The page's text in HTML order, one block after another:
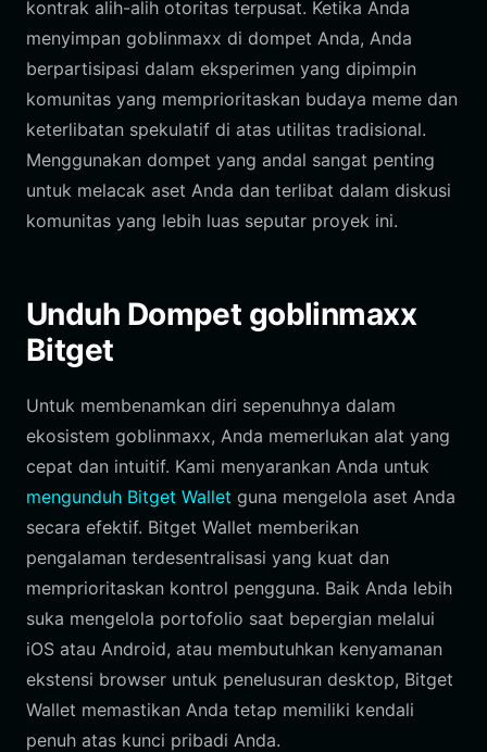
kontrak alih-alih otoritas terpusat. Ketika Anda
menyimpan goblinmaxx di dompet Anda, Anda
berpartisipasi dalam eksperimen yang dipimpin
komunitas yang memprioritaskan budaya meme dan
keterlibatan spekulatif di atas utilitas tradisional.
Menggunakan dompet yang andal sangat penting
untuk melacak aset Anda dan terlibat dalam diskusi
komunitas yang lebih luas seputar proyek ini.
Unduh Dompet goblinmaxx
Bitget
Untuk membenamkan diri sepenuhnya dalam
ekosistem goblinmaxx, Anda memerlukan alat yang
cepat dan intuitif. Kami menyarankan Anda untuk
mengunduh Bitget Wallet guna mengelola aset Anda
secara efektif. Bitget Wallet memberikan
pengalaman terdesentralisasi yang kuat dan
memprioritaskan kontrol pengguna. Baik Anda lebih
suka mengelola portofolio saat bepergian melalui
iOS atau Android, atau membutuhkan kenyamanan
ekstensi browser untuk penelusuran desktop, Bitget
Wallet memastikan Anda tetap memiliki kendali
penuh atas kunci pribadi Anda.